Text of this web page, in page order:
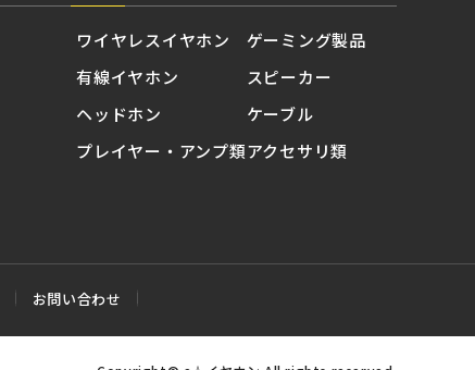
ワイヤレスイヤホン
有線イヤホン
ヘッドホン
プレイヤー・アンプ類
ゲーミング製品
スピーカー
ケーブル
アクセサリ類
お問い合わせ